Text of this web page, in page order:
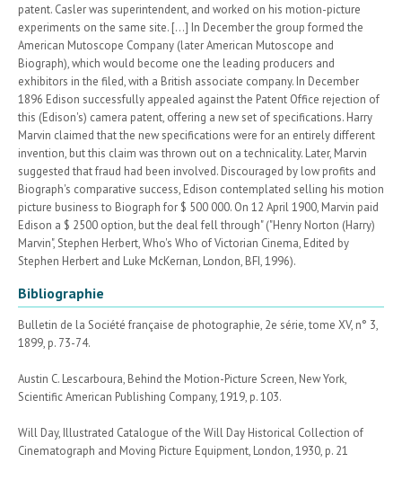
patent. Casler was superintendent, and worked on his motion-picture
experiments on the same site. [...] In December the group formed the
American Mutoscope Company (later American Mutoscope and
Biograph), which would become one the leading producers and
exhibitors in the filed, with a British associate company. In December
1896 Edison successfully appealed against the Patent Office rejection of
this (Edison's) camera patent, offering a new set of specifications. Harry
Marvin claimed that the new specifications were for an entirely different
invention, but this claim was thrown out on a technicality. Later, Marvin
suggested that fraud had been involved. Discouraged by low profits and
Biograph's comparative success, Edison contemplated selling his motion
picture business to Biograph for $ 500 000. On 12 April 1900, Marvin paid
Edison a $ 2500 option, but the deal fell through" ("Henry Norton (Harry)
Marvin", Stephen Herbert, Who's Who of Victorian Cinema, Edited by
Stephen Herbert and Luke McKernan, London, BFI, 1996).
Bibliographie
Bulletin de la Société française de photographie, 2e série, tome XV, n° 3,
1899, p. 73-74.
Austin C. Lescarboura, Behind the Motion-Picture Screen, New York,
Scientific American Publishing Company, 1919, p. 103.
Will Day, Illustrated Catalogue of the Will Day Historical Collection of
Cinematograph and Moving Picture Equipment, London, 1930, p. 21